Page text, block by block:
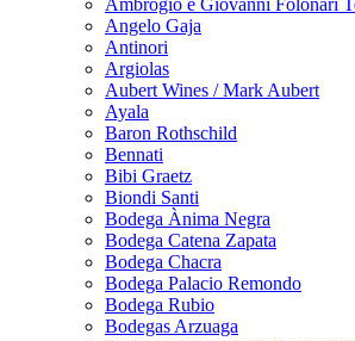
Ambrogio e Giovanni Folonari
Angelo Gaja
Antinori
Argiolas
Aubert Wines / Mark Aubert
Ayala
Baron Rothschild
Bennati
Bibi Graetz
Biondi Santi
Bodega Ànima Negra
Bodega Catena Zapata
Bodega Chacra
Bodega Palacio Remondo
Bodega Rubio
Bodegas Arzuaga